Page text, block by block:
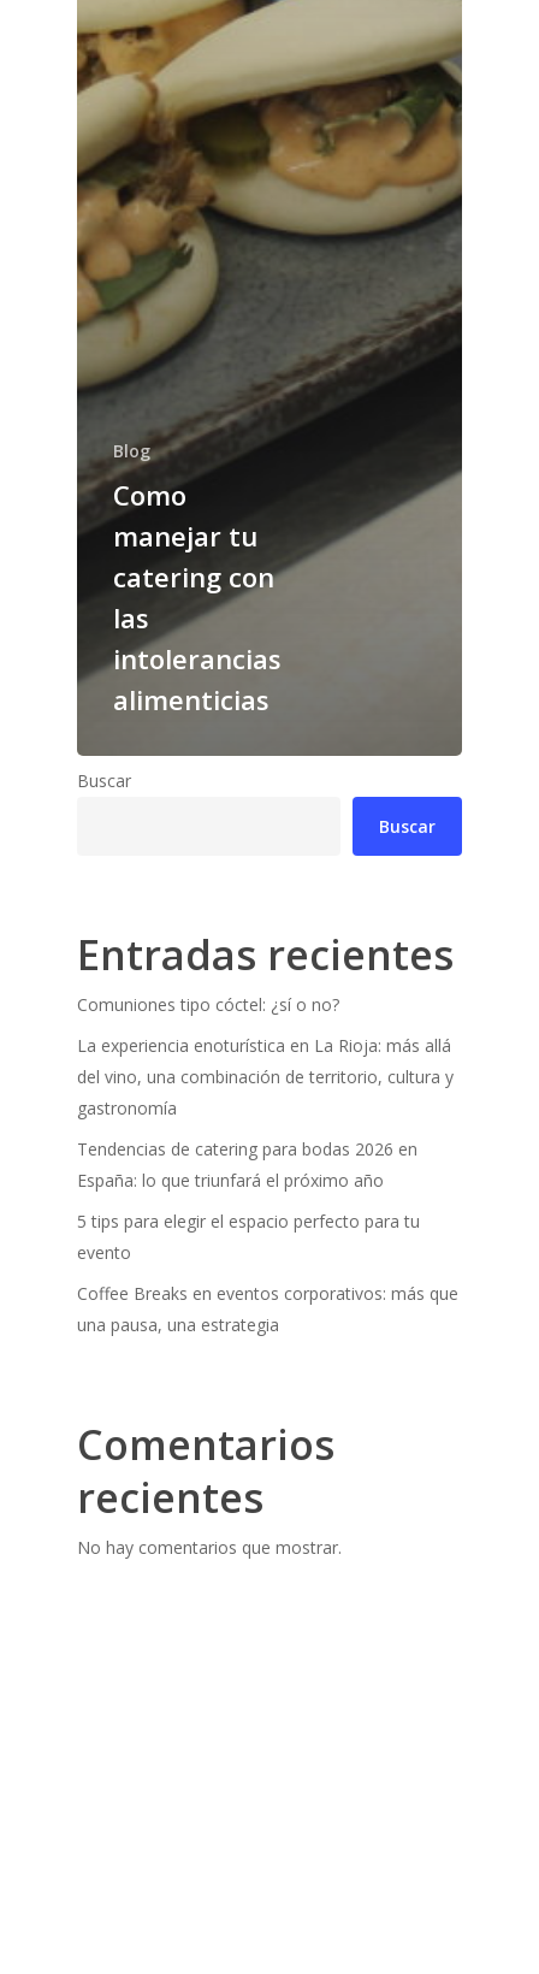
Blog
Como
manejar tu
catering con
las
intolerancias
alimenticias
Buscar
Buscar
Entradas recientes
Comuniones tipo cóctel: ¿sí o no?
La experiencia enoturística en La Rioja: más allá
del vino, una combinación de territorio, cultura y
gastronomía
Tendencias de catering para bodas 2026 en
España: lo que triunfará el próximo año
5 tips para elegir el espacio perfecto para tu
evento
Coffee Breaks en eventos corporativos: más que
una pausa, una estrategia
Comentarios
recientes
No hay comentarios que mostrar.